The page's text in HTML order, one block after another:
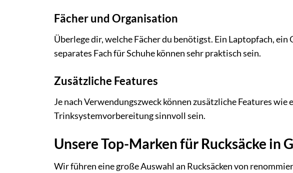
Fächer und Organisation
Überlege dir, welche Fächer du benötigst. Ein Laptopfach,
separates Fach für Schuhe können sehr praktisch sein.
Zusätzliche Features
Je nach Verwendungszweck können zusätzliche Features
Trinksystemvorbereitung sinnvoll sein.
Unsere Top-Marken für Rucksäcke in
Wir führen eine große Auswahl an Rucksäcken von